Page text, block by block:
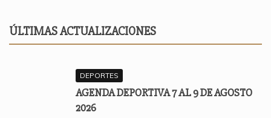
ÚLTIMAS ACTUALIZACIONES
DEPORTES
AGENDA DEPORTIVA 7 AL 9 DE AGOSTO
2026